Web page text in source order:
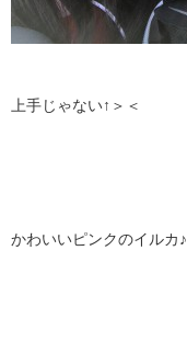
上手じゃない↑＞＜
かわいいピンクのイルカ♪